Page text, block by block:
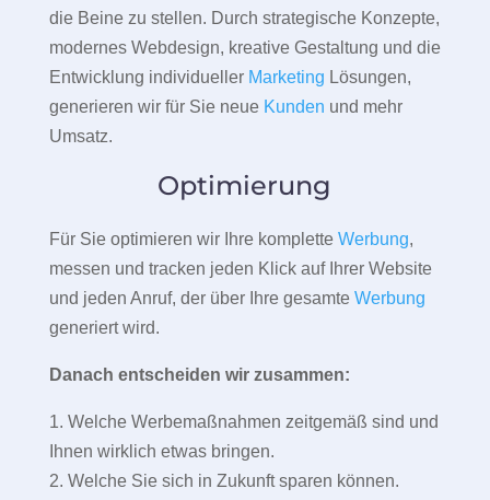
die Beine zu stellen. Durch strategische Konzepte,
modernes Webdesign, kreative Gestaltung und die
Entwicklung individueller Marketing Lösungen,
generieren wir für Sie neue Kunden und mehr
Umsatz.
Optimierung
Für Sie optimieren wir Ihre komplette Werbung,
messen und tracken jeden Klick auf Ihrer Website
und jeden Anruf, der über Ihre gesamte Werbung
generiert wird.
Danach entscheiden wir zusammen:
1. Welche Werbemaßnahmen zeitgemäß sind und
Ihnen wirklich etwas bringen.
2. Welche Sie sich in Zukunft sparen können.